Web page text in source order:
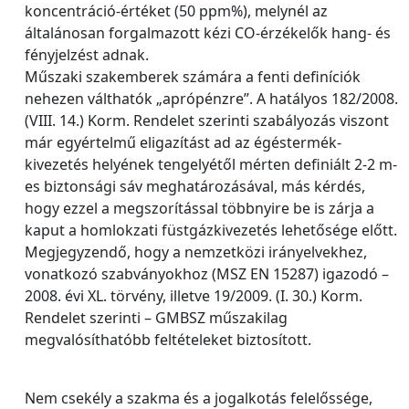
koncentráció-értéket (50 ppm%), melynél az
általánosan forgalmazott kézi CO-érzékelők hang- és
fényjelzést adnak.
Műszaki szakemberek számára a fenti definíciók
nehezen válthatók „aprópénzre”. A hatályos 182/2008.
(VIII. 14.) Korm. Rendelet szerinti szabályozás viszont
már egyértelmű eligazítást ad az égéstermék-
kivezetés helyének tengelyétől mérten definiált 2-2 m-
es biztonsági sáv meghatározásával, más kérdés,
hogy ezzel a megszorítással többnyire be is zárja a
kaput a homlokzati füstgázkivezetés lehetősége előtt.
Megjegyzendő, hogy a nemzetközi irányelvekhez,
vonatkozó szabványokhoz (MSZ EN 15287) igazodó –
2008. évi XL. törvény, illetve 19/2009. (I. 30.) Korm.
Rendelet szerinti – GMBSZ műszakilag
megvalósíthatóbb feltételeket biztosított.
Nem csekély a szakma és a jogalkotás felelőssége,